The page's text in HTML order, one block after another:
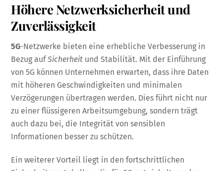
Höhere Netzwerksicherheit und
Zuverlässigkeit
5G-Netzwerke bieten eine erhebliche Verbesserung in
Bezug aufSicherheit und Stabilität. Mit der Einführung
von 5G können Unternehmen erwarten, dass ihre Daten
mit höheren Geschwindigkeiten und minimalen
Verzögerungen übertragen werden. Dies führt nicht nur
zu einer flüssigeren Arbeitsumgebung, sondern trägt
auch dazu bei, die Integrität von sensiblen
Informationen besser zu schützen.
Ein weiterer Vorteil liegt in den fortschrittlichen